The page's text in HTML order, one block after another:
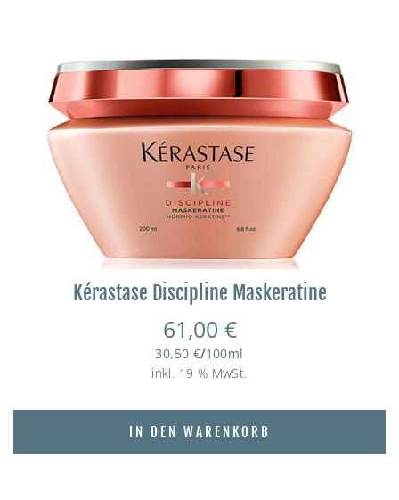
Kérastase Discipline Maskeratine
61,00 €
30,50 €/100ml
inkl. 19 % MwSt.
IN DEN WARENKORB